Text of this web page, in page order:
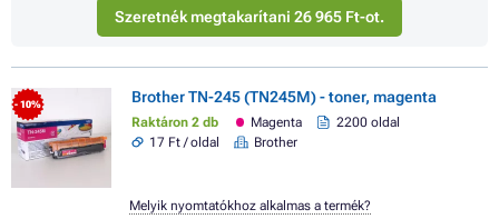
Szeretnék megtakarítani 26 965 Ft-ot.
- 10% Brother TN-245 (TN245M) - toner, magenta
Raktáron 2 db Magenta
2200 oldal
17 Ft / oldal
Brother
Melyik nyomtatókhoz alkalmas a termék?